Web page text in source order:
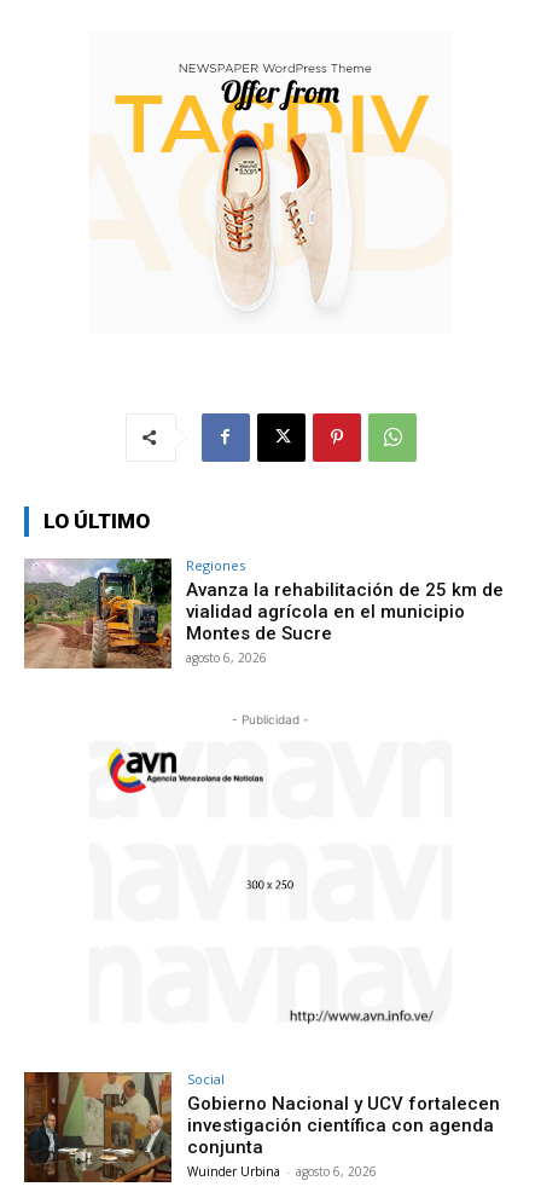
LO ÚLTIMO
Regiones
Avanza la rehabilitación de 25 km de
vialidad agrícola en el municipio
Montes de Sucre
agosto 6, 2026
- Publicidad -
Social
Gobierno Nacional y UCV fortalecen
investigación científica con agenda
conjunta
Wuinder Urbina - agosto 6, 2026